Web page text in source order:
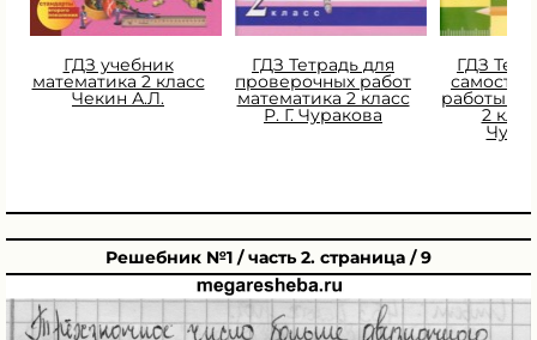
ГДЗ учебник
математика 2 класс
Чекин А.Л.
ГДЗ Тетрадь для
проверочных работ
математика 2 класс
Р. Г. Чуракова
ГДЗ
работы
2
Решебник №1 / часть 2. страница / 9